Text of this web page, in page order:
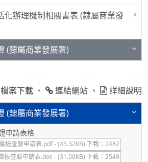
化辦理機制相關書表 (隸屬商業發
(隸屬商業發展署)
檔案下載 、 連結網站 、 詳細說明
(隸屬商業發展署)
申請表格
板查驗申請表.pdf - (45.32KB) 下載：2482
板查驗申請表.doc - (31.00KB) 下載：2549